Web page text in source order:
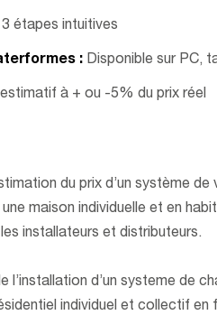
3 étapes intuitives
: Disponible sur PC,
estimatif à + ou -5% du prix réel
du prix d’un système
maison individuelle et en
installateurs et distributeurs.
d’un systeme de
individuel et collectif